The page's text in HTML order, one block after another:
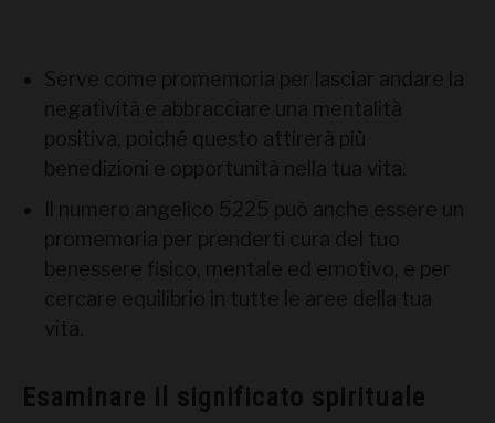
Serve come promemoria per lasciar andare la
negatività e abbracciare una mentalità
positiva, poiché questo attirerà più
benedizioni e opportunità nella tua vita.
Il numero angelico 5225 può anche essere un
promemoria per prenderti cura del tuo
benessere fisico, mentale ed emotivo, e per
cercare equilibrio in tutte le aree della tua
vita.
Esaminare il significato spirituale